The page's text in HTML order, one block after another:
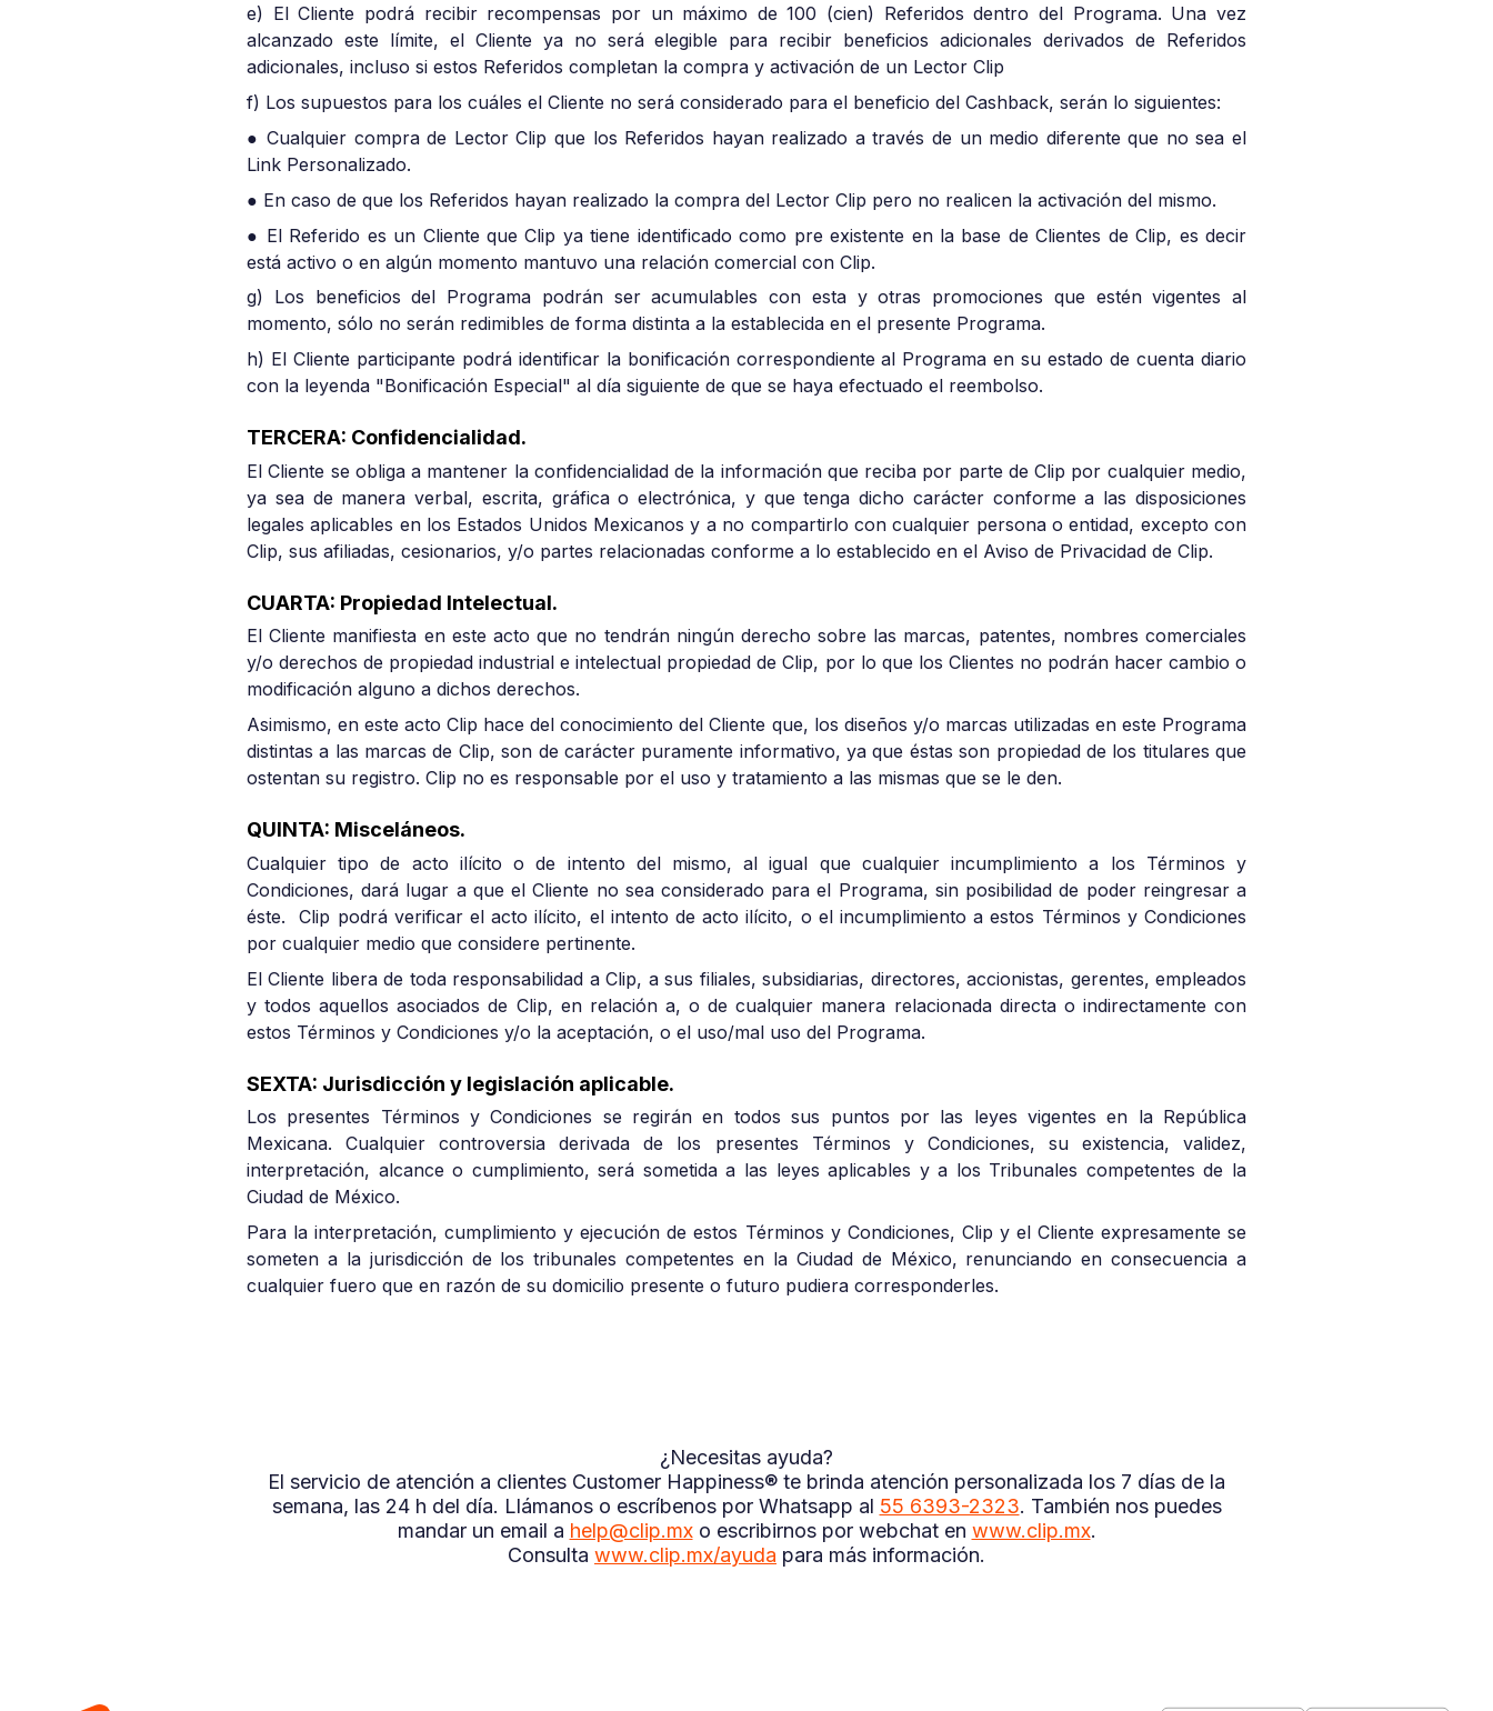
e) El Cliente podrá recibir recompensas por un máximo de 100 (cien) Referidos dentro del Programa. Una vez
alcanzado este límite, el Cliente ya no será elegible para recibir beneficios adicionales derivados de Referidos
adicionales, incluso si estos Referidos completan la compra y activación de un Lector Clip
f) Los supuestos para los cuáles el Cliente no será considerado para el beneficio del Cashback, serán lo siguientes:
● Cualquier compra de Lector Clip que los Referidos hayan realizado a través de un medio diferente que no sea el
Link Personalizado.
● En caso de que los Referidos hayan realizado la compra del Lector Clip pero no realicen la activación del mismo.
● El Referido es un Cliente que Clip ya tiene identificado como pre existente en la base de Clientes de Clip, es decir
está activo o en algún momento mantuvo una relación comercial con Clip.
g) Los beneficios del Programa podrán ser acumulables con esta y otras promociones que estén vigentes al
momento, sólo no serán redimibles de forma distinta a la establecida en el presente Programa.
h) El Cliente participante podrá identificar la bonificación correspondiente al Programa en su estado de cuenta diario
con la leyenda "Bonificación Especial" al día siguiente de que se haya efectuado el reembolso.
TERCERA: Confidencialidad.
El Cliente se obliga a mantener la confidencialidad de la información que reciba por parte de Clip por cualquier medio,
ya sea de manera verbal, escrita, gráfica o electrónica, y que tenga dicho carácter conforme a las disposiciones
legales aplicables en los Estados Unidos Mexicanos y a no compartirlo con cualquier persona o entidad, excepto con
Clip, sus afiliadas, cesionarios, y/o partes relacionadas conforme a lo establecido en el Aviso de Privacidad de Clip.
CUARTA: Propiedad Intelectual.
El Cliente manifiesta en este acto que no tendrán ningún derecho sobre las marcas, patentes, nombres comerciales
y/o derechos de propiedad industrial e intelectual propiedad de Clip, por lo que los Clientes no podrán hacer cambio o
modificación alguno a dichos derechos.
Asimismo, en este acto Clip hace del conocimiento del Cliente que, los diseños y/o marcas utilizadas en este Programa
distintas a las marcas de Clip, son de carácter puramente informativo, ya que éstas son propiedad de los titulares que
ostentan su registro. Clip no es responsable por el uso y tratamiento a las mismas que se le den.
QUINTA: Misceláneos.
Cualquier tipo de acto ilícito o de intento del mismo, al igual que cualquier incumplimiento a los Términos y
Condiciones, dará lugar a que el Cliente no sea considerado para el Programa, sin posibilidad de poder reingresar a
éste. Clip podrá verificar el acto ilícito, el intento de acto ilícito, o el incumplimiento a estos Términos y Condiciones
por cualquier medio que considere pertinente.
El Cliente libera de toda responsabilidad a Clip, a sus filiales, subsidiarias, directores, accionistas, gerentes, empleados
y todos aquellos asociados de Clip, en relación a, o de cualquier manera relacionada directa o indirectamente con
estos Términos y Condiciones y/o la aceptación, o el uso/mal uso del Programa.
SEXTA: Jurisdicción y legislación aplicable.
Los presentes Términos y Condiciones se regirán en todos sus puntos por las leyes vigentes en la República
Mexicana. Cualquier controversia derivada de los presentes Términos y Condiciones, su existencia, validez,
interpretación, alcance o cumplimiento, será sometida a las leyes aplicables y a los Tribunales competentes de la
Ciudad de México.
Para la interpretación, cumplimiento y ejecución de estos Términos y Condiciones, Clip y el Cliente expresamente se
someten a la jurisdicción de los tribunales competentes en la Ciudad de México, renunciando en consecuencia a
cualquier fuero que en razón de su domicilio presente o futuro pudiera corresponderles.
¿Necesitas ayuda?
El servicio de atención a clientes Customer Happiness® te brinda atención personalizada los 7 días de la
semana, las 24 h del día. Llámanos o escríbenos por Whatsapp al 55 6393-2323. También nos puedes
mandar un email a help@clip.mxo escribirnos por webchat en www.clip.mx.
Consulta www.clip.mx/ayuda para más información.